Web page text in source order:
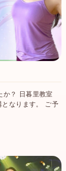
か？ 日暮里教室
なります。 ご予